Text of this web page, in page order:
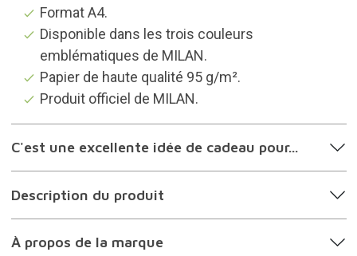
Format A4.
Disponible dans les trois couleurs
emblématiques de MILAN.
Papier de haute qualité 95 g/m².
Produit officiel de MILAN.
C'est une excellente idée de cadeau pour...
Description du produit
À propos de la marque